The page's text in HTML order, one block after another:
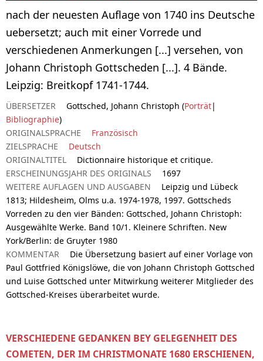
nach der neuesten Auflage von 1740 ins Deutsche
uebersetzt; auch mit einer Vorrede und
verschiedenen Anmerkungen [...] versehen, von
Johann Christoph Gottscheden [...]. 4 Bände.
Leipzig: Breitkopf 1741-1744.
ÜBERSETZER Gottsched, Johann Christoph (Porträt|
Bibliographie)
ORIGINALSPRACHE
Französisch
ZIELSPRACHE
Deutsch
ORIGINALTITEL
Dictionnaire historique et critique.
ERSCHEINUNGSJAHR DES ORIGINALS
1697
WEITERE AUFLAGEN UND AUSGABEN
Leipzig und Lübeck
1813; Hildesheim, Olms u.a. 1974-1978, 1997. Gottscheds
Vorreden zu den vier Bänden: Gottsched, Johann Christoph:
Ausgewählte Werke. Band 10/1. Kleinere Schriften. New
York/Berlin: de Gruyter 1980
KOMMENTAR
Die Übersetzung basiert auf einer Vorlage von
Paul Gottfried Königslöwe, die von Johann Christoph Gottsched
und Luise Gottsched unter Mitwirkung weiterer Mitglieder des
Gottsched-Kreises überarbeitet wurde.
VERSCHIEDENE GEDANKEN BEY GELEGENHEIT DES
COMETEN, DER IM CHRISTMONATE 1680 ERSCHIENEN,